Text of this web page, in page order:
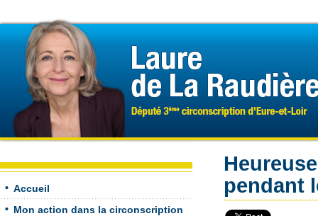
Accueil
Mon action dans la circonscription
pendant